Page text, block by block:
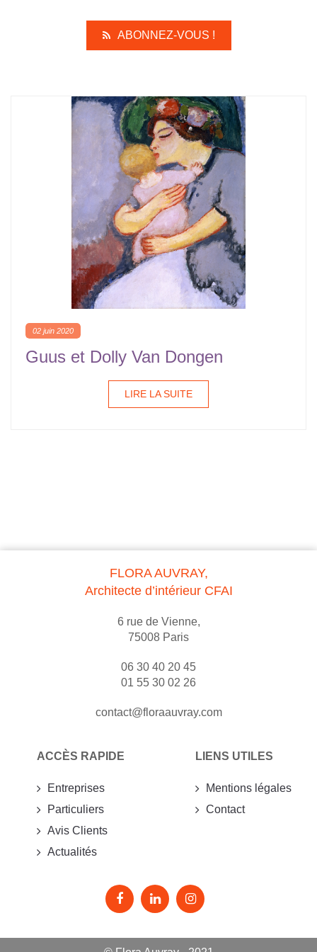
ABONNEZ-VOUS !
02 juin 2020
Guus et Dolly Van Dongen
LIRE LA SUITE
FLORA AUVRAY,
Architecte d’intérieur CFAI
6 rue de Vienne,
75008 Paris
06 30 40 20 45
01 55 30 02 26
contact@floraauvray.com
ACCÈS RAPIDE
Entreprises
Particuliers
Avis Clients
Actualités
LIENS UTILES
Mentions légales
Contact